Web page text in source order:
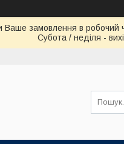
замовлення в
Субота / неділя -